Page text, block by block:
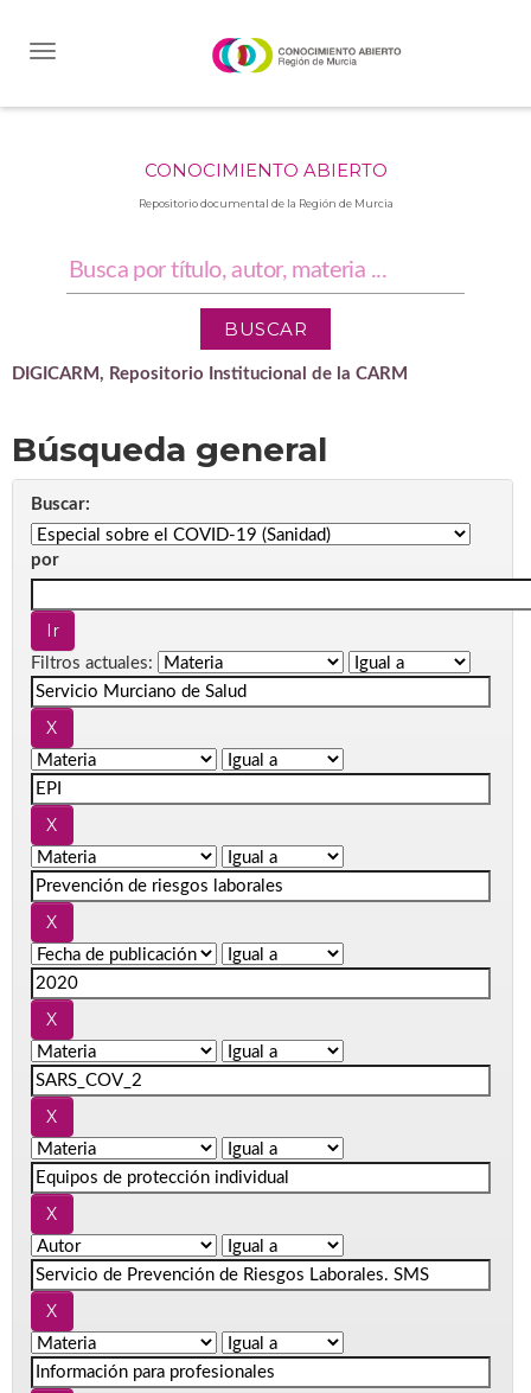
CONOCIMIENTO ABIERTO
Repositorio documental de la Región de Murcia
DIGICARM, Repositorio Institucional de la CARM
Búsqueda general
Buscar:
por
Filtros actuales: